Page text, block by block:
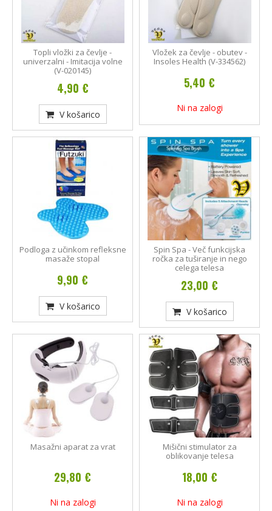
Topli vložki za čevlje -
univerzalni - Imitacija volne
(V-020145)
4,90 €
V košarico
Vložek za čevlje - obutev -
Insoles Health (V-334562)
5,40 €
Ni na zalogi
Podloga z učinkom refleksne
masaže stopal
9,90 €
V košarico
Spin Spa - Več funkcijska
ročka za tuširanje in nego
celega telesa
23,00 €
V košarico
Masažni aparat za vrat
29,80 €
Ni na zalogi
Mišični stimulator za
oblikovanje telesa
18,00 €
Ni na zalogi